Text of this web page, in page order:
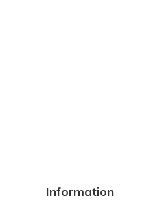
Information